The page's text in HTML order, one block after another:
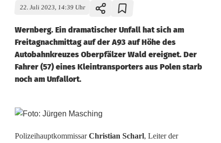
22. Juli 2023, 14:39 Uhr
Wernberg. Ein dramatischer Unfall hat sich am
Freitagnachmittag auf der A93 auf Höhe des
Autobahnkreuzes Oberpfälzer Wald ereignet. Der
Fahrer (57) eines Kleintransporters aus Polen starb
noch am Unfallort.
T
ö
PolizeihauptkommissarChristian Scharl, Leiter der